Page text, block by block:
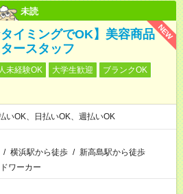
未読
NEW
タイミングでOK】美容商品
ースタッフ
未経験OK 大学生歓迎
ブランクOK
OK、日払いOK、週払いOK
/ 横浜駅から徒歩 / 新高島駅から徒歩
ワーカー